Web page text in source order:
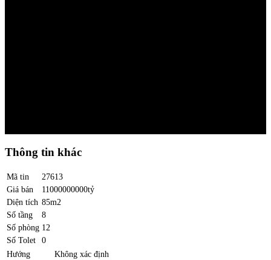
Thông tin khác
Mã tin
27613
Giá bán
11000000000tỷ
Diện tích 85m2
Số tầng
8
Số phòng 12
Số Tolet
0
Hướng
Không xác định